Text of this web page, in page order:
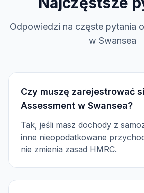
Odpowiedzi na częste pytania
w Swansea
Czy muszę zarejestrować
Assessment w Swansea?
Tak, jeśli masz dochody z
inne nieopodatkowane
nie zmienia zasad HMRC.